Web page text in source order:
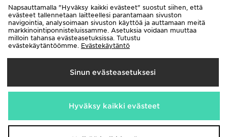
Kumppanuusohjelma
JD Blog
Toimitetaan
Suomi
Me hyväksymme seuraavat maksutavat
Napsauttamalla "Hyväksy kaikki evästeet" suostut siihen, että
evästeet tallennetaan laitteellesi parantamaan sivuston
navigointia, analysoimaan sivuston käyttöä ja auttamaan meitä
markkinointiponnisteluissamme. Asetuksia voidaan muuttaa
milloin tahansa evästeasetuksissa. Tutustu
evästekäytäntöömme. Evästekäytäntö
Sinun evästeasetuksesi
Hyväksy kaikki evästeet